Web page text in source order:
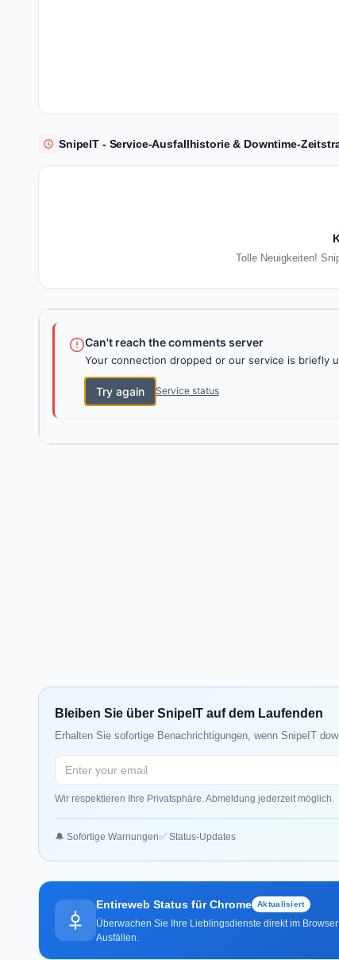
SnipeIT - Service-Ausfallhistorie & Downtime-
Tolle Neuigkeiten!
Can't reach the comments server
Your connection dropped or our service is briefly
Try again Service status
Bleiben Sie über SnipeIT auf dem Laufenden
Erhalten Sie sofortige Benachrichtigungen, wenn SnipeIT
Wir respektieren Ihre Privatsphäre. Abmeldung jederzeit möglich.
🔔 Sofortige Warnungen✅ Status-Updates
Entireweb Status für Chrome Aktualisiert
Überwachen Sie Ihre Lieblingsdienste direkt im
Ausfällen.